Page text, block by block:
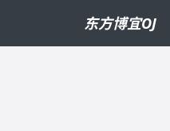
东方博宜OJ